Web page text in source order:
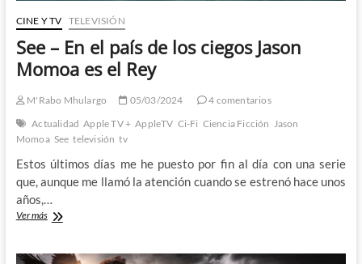
CINE Y TV TELEVISIÓN
See – En el país de los ciegos Jason
Momoa es el Rey
M'Rabo Mhulargo 05/03/2024
4 comentarios
Actualidad Apple TV + AppleTV Ci-Fi Ciencia Ficción Jason
Momoa See televisión tv
Estos últimos días me he puesto por fin al día con una serie
que, aunque me llamó la atención cuando se estrenó hace unos
años,…
Ver másSee
el